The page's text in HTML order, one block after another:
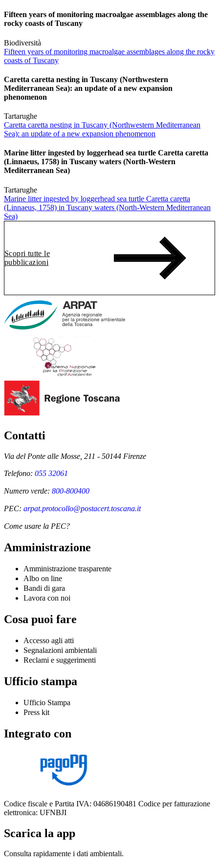
Fifteen years of monitoring macroalgae assemblages along the
rocky coasts of Tuscany
Biodiversità
Fifteen years of monitoring macroalgae assemblages along the rocky
coasts of Tuscany
Caretta caretta nesting in Tuscany (Northwestern
Mediterranean Sea): an update of a new expansion
phenomenon
Tartarughe
Caretta caretta nesting in Tuscany (Northwestern Mediterranean
Sea): an update of a new expansion phenomenon
Marine litter ingested by loggerhead sea turtle Caretta caretta
(Linnaeus, 1758) in Tuscany waters (North-Western
Mediterranean Sea)
Tartarughe
Marine litter ingested by loggerhead sea turtle Caretta caretta
(Linnaeus, 1758) in Tuscany waters (North-Western Mediterranean
Sea)
Scopri tutte le
pubblicazioni
Contatti
Via del Ponte alle Mosse, 211 - 50144 Firenze
Telefono: 055 32061
Numero verde: 800-800400
PEC: arpat.protocollo@postacert.toscana.it
Come usare la PEC?
Amministrazione
Amministrazione trasparente
Albo on line
Bandi di gara
Lavora con noi
Cosa puoi fare
Accesso agli atti
Segnalazioni ambientali
Reclami e suggerimenti
Ufficio stampa
Ufficio Stampa
Press kit
Integrato con
Codice fiscale e Partita IVA: 04686190481 Codice per fatturazione
elettronica: UFNBJI
Scarica la app
Consulta rapidamente i dati ambientali.